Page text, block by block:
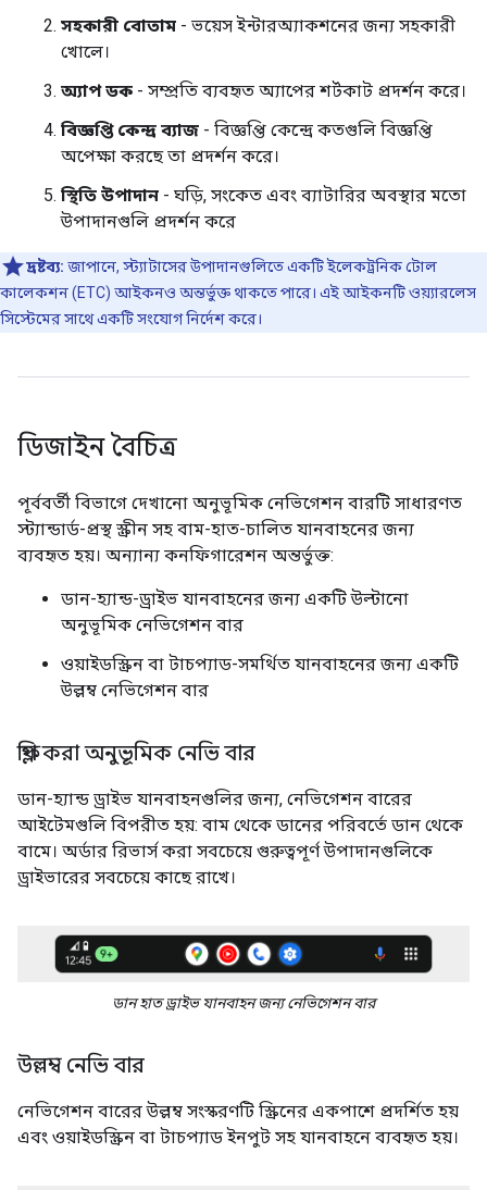
সহকারী বোতাম - ভয়েস ইন্টারঅ্যাকশনের জন্য সহকারী
খোলে।
অ্যাপ ডক - সম্প্রতি ব্যবহৃত অ্যাপের শর্টকাট প্রদর্শন করে।
বিজ্ঞপ্তি কেন্দ্র ব্যাজ - বিজ্ঞপ্তি কেন্দ্রে কতগুলি বিজ্ঞপ্তি
অপেক্ষা করছে তা প্রদর্শন করে।
স্থিতি উপাদান - ঘড়ি, সংকেত এবং ব্যাটারির অবস্থার মতো
উপাদানগুলি প্রদর্শন করে
দ্রষ্টব্য: জাপানে, স্ট্যাটাসের উপাদানগুলিতে একটি ইলেকট্রনিক টোল
কালেকশন (ETC) আইকনও অন্তর্ভুক্ত থাকতে পারে। এই আইকনটি ওয়্যারলেস
সিস্টেমের সাথে একটি সংযোগ নির্দেশ করে।
ডিজাইন বৈচিত্র
পূর্ববর্তী বিভাগে দেখানো অনুভূমিক নেভিগেশন বারটি সাধারণত
স্ট্যান্ডার্ড-প্রস্থ স্ক্রীন সহ বাম-হাত-চালিত যানবাহনের জন্য
ব্যবহৃত হয়। অন্যান্য কনফিগারেশন অন্তর্ভুক্ত:
ডান-হ্যান্ড-ড্রাইভ যানবাহনের জন্য একটি উল্টানো
অনুভূমিক নেভিগেশন বার
ওয়াইডস্ক্রিন বা টাচপ্যাড-সমর্থিত যানবাহনের জন্য একটি
উল্লম্ব নেভিগেশন বার
ফ্লিপ করা অনুভূমিক নেভি বার
ডান-হ্যান্ড ড্রাইভ যানবাহনগুলির জন্য, নেভিগেশন বারের
আইটেমগুলি বিপরীত হয়: বাম থেকে ডানের পরিবর্তে ডান থেকে
বামে। অর্ডার রিভার্স করা সবচেয়ে গুরুত্বপূর্ণ উপাদানগুলিকে
ড্রাইভারের সবচেয়ে কাছে রাখে।
ডান হাত ড্রাইভ যানবাহন জন্য নেভিগেশন বার
উল্লম্ব নেভি বার
নেভিগেশন বারের উল্লম্ব সংস্করণটি স্ক্রিনের একপাশে প্রদর্শিত হয়
এবং ওয়াইডস্ক্রিন বা টাচপ্যাড ইনপুট সহ যানবাহনে ব্যবহৃত হয়।